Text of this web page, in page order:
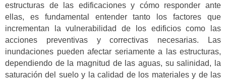
estructuras de las edificaciones y cómo responder ante
ellas, es fundamental entender tanto los factores que
incrementan la vulnerabilidad de los edificios como las
acciones preventivas y correctivas necesarias. Las
inundaciones pueden afectar seriamente a las estructuras,
dependiendo de la magnitud de las aguas, su salinidad, la
saturación del suelo y la calidad de los materiales y de las